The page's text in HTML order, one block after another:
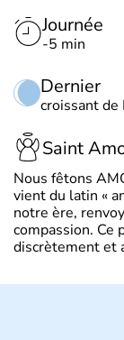
Journée
-5 min
Dernier
croissant de
Saint
Nous fêtons
vient du latin «
notre ère,
compassion. Ce
discrètement et